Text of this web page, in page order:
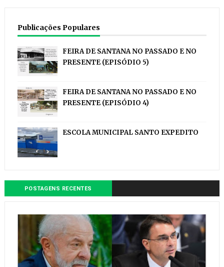
Publicações Populares
FEIRA DE SANTANA NO PASSADO E NO
PRESENTE (EPISÓDIO 5)
FEIRA DE SANTANA NO PASSADO E NO
PRESENTE (EPISÓDIO 4)
ESCOLA MUNICIPAL SANTO EXPEDITO
POSTAGENS RECENTES